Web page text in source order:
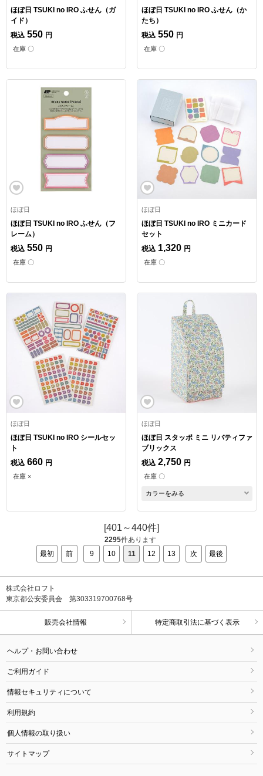
ほぼ日 TSUKI no IRO ふせん（ガ
イド）
税込 550 円
在庫 〇
ほぼ日 TSUKI no IRO ふせん（か
たち）
税込 550 円
在庫 〇
ほぼ日
ほぼ日 TSUKI no IRO ふせん（フ
レーム）
税込 550 円
在庫 〇
ほぼ日
ほぼ日 TSUKI no IRO ミニカード
セット
税込 1,320 円
在庫 〇
ほぼ日
ほぼ日 TSUKI no IRO シールセッ
ト
税込 660 円
在庫 ×
ほぼ日
ほぼ日 スタッポ ミニ リバティファ
ブリックス
税込 2,750 円
在庫 〇
カラーをみる
[401～440件]
2295件あります
最初
前 9 10 11 12 13 次 最後
株式会社ロフト
東京都公安委員会 第303319700768号
販売会社情報 特定商取引法に基づく表示
ヘルプ・お問い合わせ
ご利用ガイド
情報セキュリティについて
利用規約
個人情報の取り扱い
サイトマップ